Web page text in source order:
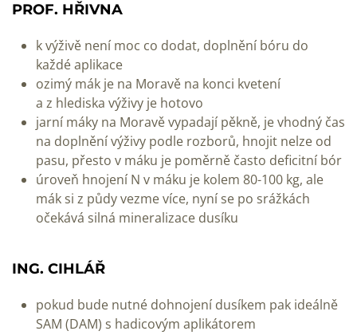
PROF. HŘIVNA
k výživě není moc co dodat, doplnění bóru do
každé aplikace
ozimý mák je na Moravě na konci kvetení
a z hlediska výživy je hotovo
jarní máky na Moravě vypadají pěkně, je vhodný čas
na doplnění výživy podle rozborů, hnojit nelze od
pasu, přesto v máku je poměrně často deficitní bór
úroveň hnojení N v máku je kolem 80-100 kg, ale
mák si z půdy vezme více, nyní se po srážkách
očekává silná mineralizace dusíku
ING. CIHLÁŘ
pokud bude nutné dohnojení dusíkem pak ideálně
SAM (DAM) s hadicovým aplikátorem